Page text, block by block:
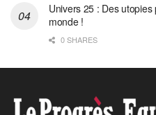
Univers 25 : Des
monde !
0 SHARES